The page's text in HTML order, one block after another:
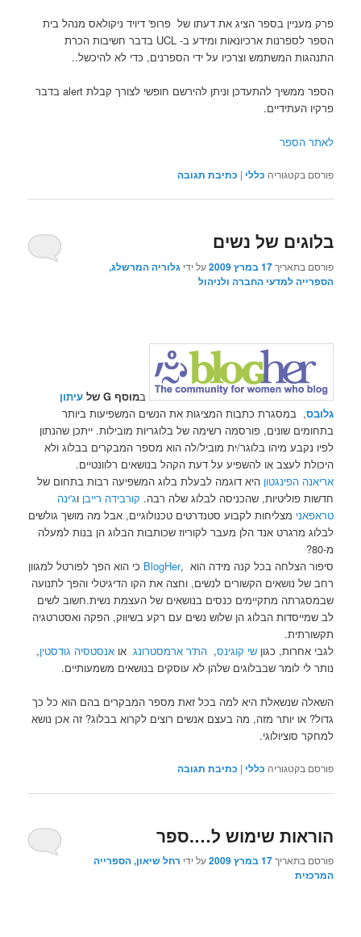
פרק מעניין בספר הציג את דעתו של פרופ' דיויד ניקולאס מנהל בית
הספר לספרנות ארכיונאות ומידע ב- UCL בדבר חשיבות הכרת
התנהגות המשתמש וצרכיו על ידי הספרנים, כדי לא להיכשל..
הספר ממשיך להתעדכן וניתן להירשם חופשי לצורך קבלת alert בדבר
פרקיו העתידיים.
לאתר הספר
פורסם בקטגוריה כללי | כתיבת תגובה
בלוגים של נשים
פורסם בתאריך17 במרץ 2009 על ידי גלוריה המרשלג,
הספרייה למדעי החברה ולניהול
במוסף G של
עיתון
גלובס, במסגרת כתבות המציגות את הנשים המשפיעות ביותר
בתחומים שונים, פורסמה רשימה של בלוגריות מובילות. ייתכן שהנתון
לפיו נקבע מיהו בלוגר/ית מוביל/לה הוא מספר המבקרים בבלוג ולא
היכולת לעצב או להשפיע על דעת הקהל בנושאים רלוונטיים.
אריאנה הפינגטון היא דוגמה לבעלת בלוג המשפיעה רבות בתחום של
חדשות פוליטיות, שהכניסה לבלוג שלה רבה. קורבידה רייבן וג'ינה
טראפאני מצליחות לקבוע סטנדרטים טכנולוגיים, אבל מה מושך גולשים
לבלוג מרגרט אנד הלן מעבר לקוריוז שכותבות הבלוג הן בנות למעלה
מ-80?
סיפור הצלחה בכל קנה מידה הוא ,BlogHer כי הוא הפך לפורטל למגוון
רחב של נושאים הקשורים לנשים, וחצה את הקו הדיגיטלי והפך לתנועה
שבמסגרתה מתקיימים כנסים בנושאים של העצמת נשית.חשוב לשים
לב שמייסדות הבלוג הן שלוש נשים עם רקע בשיווק, הפקה ואסטרטגיה
תקשורתית.
לגבי אחרות, כגוןשי קוגינס,הת'ר ארמסטרונג אואנסטסיה גודסטין,
נותר לי לומר שבבלוגים שלהן לא עוסקים בנושאים משמעותיים.
השאלה שנשאלת היא למה בכל זאת מספר המבקרים בהם הוא כל כך
גדול? או יותר מזה, מה בעצם אנשים רוצים לקרוא בבלוג? זה אכן נושא
למחקר סוציולוגי.
פורסם בקטגוריה כללי | כתיבת תגובה
הוראות שימוש ל….ספר
פורסם בתאריך17 במרץ 2009 על ידי רחל שיאון, הספרייה
המרכזית